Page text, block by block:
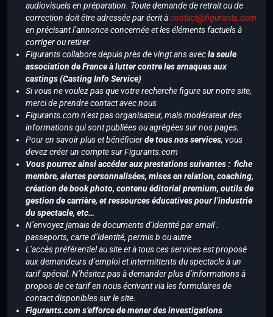
audiovisuels en préparation. Toute demande de retrait ou de
correction doit être adressée par écrit àcontact@figurants.com
en précisant l’annonce concernée et les éléments factuels à
corriger ou retirer.
Figurants collabore depuis près de vingt ans avecla seule
association de France à lutter contre les arnaques aux
castings (Casting Info Service)
Si vous ne voulez pas que votre recherche figure sur notre site,
merci de prendre contact avec nous
Figurants.com n’est pas organisateur, mais modérateur des
informations qui sont publiées ou agrégées sur nos pages.
Pour en savoir plus et bénéficierde tous nos services, vous
devez créer un compte sur Figurants.com
Vous pourrez ainsi accéder aux prestations suivantes : fiche
membre, alertes personnalisées, mises en relation, coaching,
création de book photo, contenu éditorial premium, outils de
gestion de carrière, et ressources éducatives pour l’industrie
du spectacle, etc…
N’envoyez jamais de documents d’identité par email :
passeports, carte d’identité, permis b ou autre
L’accès préférentiel au site et à tous ces services est proposé
aux demandeurs d’emploi et intermittents du spectacle à un
tarif spécial. N’hésitez pas à demander plus d’informations à
propos de ce tarif en nous écrivant via les formulaires de
contact disponibles sur le site.
Figurants.com s’efforce de mener des investigations